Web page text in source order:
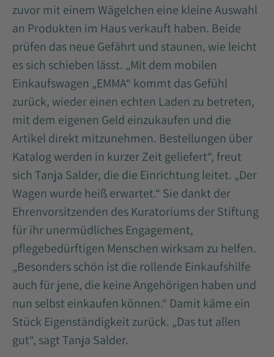
zuvor mit einem Wägelchen eine kleine Auswahl
an Produkten im Haus verkauft haben. Beide
prüfen das neue Gefährt und staunen, wie leicht
es sich schieben lässt. „Mit dem mobilen
Einkaufswagen „EMMA“ kommt das Gefühl
zurück, wieder einen echten Laden zu betreten,
mit dem eigenen Geld einzukaufen und die
Artikel direkt mitzunehmen. Bestellungen über
Katalog werden in kurzer Zeit geliefert“, freut
sich Tanja Salder, die die Einrichtung leitet. „Der
Wagen wurde heiß erwartet.“ Sie dankt der
Ehrenvorsitzenden des Kuratoriums der Stiftung
für ihr unermüdliches Engagement,
pflegebedürftigen Menschen wirksam zu helfen.
„Besonders schön ist die rollende Einkaufshilfe
auch für jene, die keine Angehörigen haben und
nun selbst einkaufen können.“ Damit käme ein
Stück Eigenständigkeit zurück. „Das tut allen
gut“, sagt Tanja Salder.